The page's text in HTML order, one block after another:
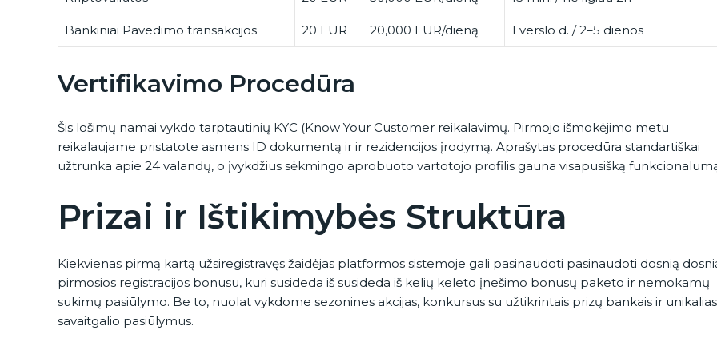
Bankiniai Pavedimo transakcijos 20 EUR 20,000 EUR/dieną 1 verslo d. / 2–5 dienos
Vertifikavimo Procedūra
Šis lošimų namai vykdo tarptautinių KYC (Know Your Customer reikalavimų. Pirmojo išmokėjimo metu
reikalaujame pristatote asmens ID dokumentą ir ir rezidencijos įrodymą. Aprašytas procedūra standartiškai
užtrunka apie 24 valandų, o įvykdžius sėkmingo aprobuoto vartotojo profilis gauna visapusišką
Prizai ir Ištikimybės Struktūra
Kiekvienas pirmą kartą užsiregistravęs žaidėjas platformos sistemoje gali pasinaudoti pasinaudoti dosnią
pirmosios registracijos bonusu, kuri susideda iš susideda iš kelių keleto įnešimo bonusų paketo ir nemokamų
sukimų pasiūlymo. Be to, nuolat vykdome sezonines akcijas, konkursus su užtikrintais prizų bankais ir unikalias
savaitgalio pasiūlymus.